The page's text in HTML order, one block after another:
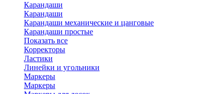
Карандаши
Карандаши
Карандаши механические и цанговые
Карандаши простые
Показать все
Корректоры
Ластики
Линейки и угольники
Маркеры
Маркеры